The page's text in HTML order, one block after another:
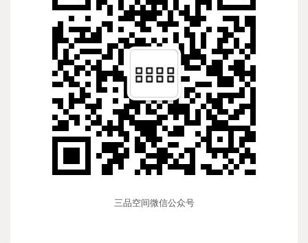
三品空间微信公众号